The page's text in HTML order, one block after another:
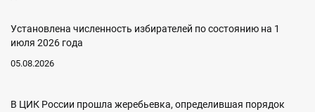
Установлена численность избирателей по состоянию на 1
июля 2026 года
05.08.2026
В ЦИК России прошла жеребьевка, определившая порядок